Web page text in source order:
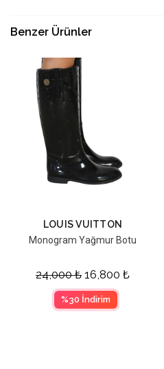
Benzer Ürünler
LOUIS VUITTON
Monogram Yağmur Botu
24,000₺ 16,800 ₺
%30 İndirim